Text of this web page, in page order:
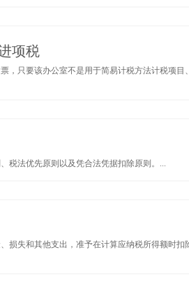
项税
只要该办公室不是用于简易计税方法计税项目
税法优先原则以及凭合法凭据扣除原则。...
损失和其他支出，准予在计算应纳税所得额时扣